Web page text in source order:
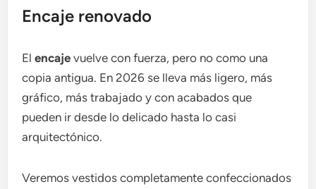
Encaje renovado
Elencaje vuelve con fuerza, pero no como una
copia antigua. En 2026 se lleva más ligero, más
gráfico, más trabajado y con acabados que
pueden ir desde lo delicado hasta lo casi
arquitectónico.
Veremos vestidos completamente confeccionados